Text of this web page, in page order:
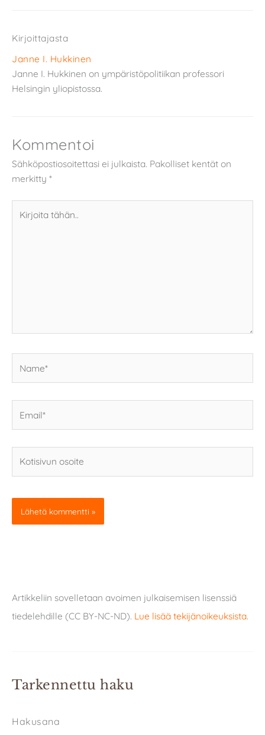
Kirjoittajasta
Janne I. Hukkinen
Janne I. Hukkinen on ympäristöpolitiikan professori
Helsingin yliopistossa.
Kommentoi
Sähköpostiosoitettasi ei julkaista. Pakolliset kentät on
merkitty *
tähän..
osoite
Artikkeliin sovelletaan avoimen julkaisemisen lisenssiä
tiedelehdille (CC BY-NC-ND). Lue lisää tekijänoikeuksista.
Tarkennettu haku
Hakusana